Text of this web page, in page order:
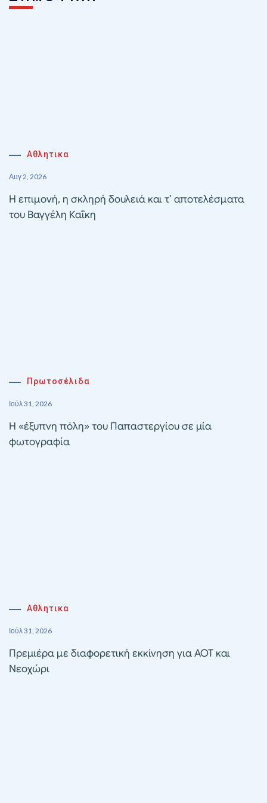
Αθλητικα
Αυγ 2, 2026
Η επιμονή, η σκληρή δουλειά και τ’ αποτελέσματα
του Βαγγέλη Καΐκη
Πρωτοσέλιδα
Ιούλ 31, 2026
Η «έξυπνη πόλη» του Παπαστεργίου σε μία
φωτογραφία
Αθλητικα
Ιούλ 31, 2026
Πρεμιέρα με διαφορετική εκκίνηση για ΑΟΤ και
Νεοχώρι